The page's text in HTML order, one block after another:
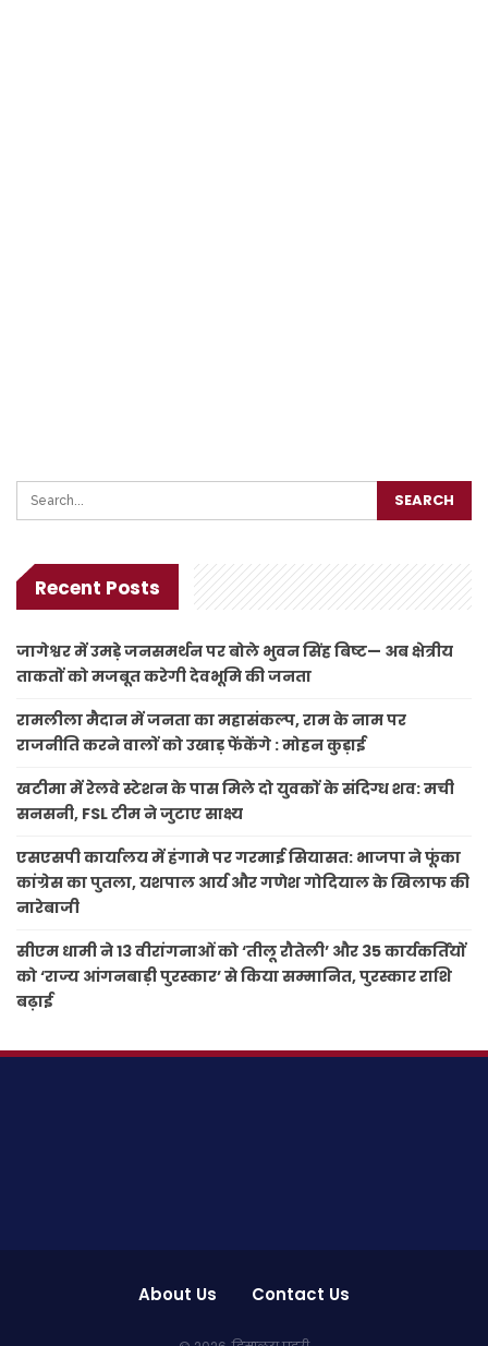
Recent Posts
जागेश्वर में उमड़े जनसमर्थन पर बोले भुवन सिंह बिष्ट— अब क्षेत्रीय
ताकतों को मजबूत करेगी देवभूमि की जनता
रामलीला मैदान में जनता का महासंकल्प, राम के नाम पर
राजनीति करने वालों को उखाड़ फेंकेंगे : मोहन कुड़ाई
खटीमा में रेलवे स्टेशन के पास मिले दो युवकों के संदिग्ध शव: मची
सनसनी, FSL टीम ने जुटाए साक्ष्य
एसएसपी कार्यालय में हंगामे पर गरमाई सियासत: भाजपा ने फूंका
कांग्रेस का पुतला, यशपाल आर्य और गणेश गोदियाल के खिलाफ की
नारेबाजी
सीएम धामी ने 13 वीरांगनाओं को ‘तीलू रौतेली’ और 35 कार्यकर्तियों
को ‘राज्य आंगनबाड़ी पुरस्कार’ से किया सम्मानित, पुरस्कार राशि
बढ़ाई
About Us Contact Us